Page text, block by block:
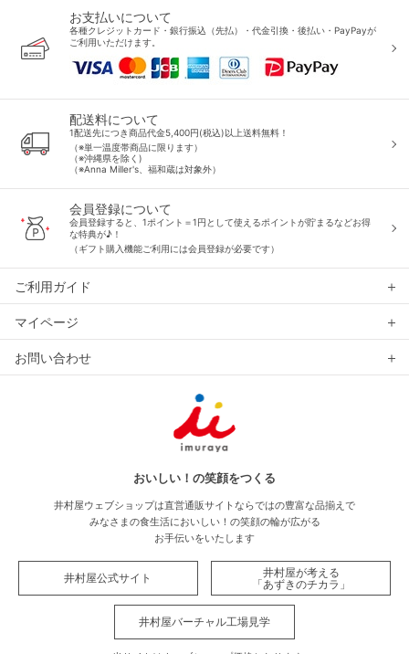
お支払いについて
各種クレジットカード・銀行振込（先払）・代金引換・後払い・PayPayが
ご利用いただけます。
配送料について
1配送先につき商品代金5,400円(税込)以上送料無料！
（※単一温度帯商品に限ります）
（※沖縄県を除く)
（※Anna Miller's、福和蔵は対象外）
会員登録について
会員登録すると、1ポイント＝1円として使えるポイントが貯まるなどお得
な特典が♪！
（ギフト購入機能ご利用には会員登録が必要です）
ご利用ガイド
マイページ
お問い合わせ
おいしい！の笑顔をつくる
井村屋ウェブショップは直営通販サイトならではの豊富な品揃えで
みなさまの食生活においしい！の笑顔の輪が広がる
お手伝いをいたします
井村屋公式サイト
井村屋が考える
「あずきのチカラ」
井村屋バーチャル工場見学